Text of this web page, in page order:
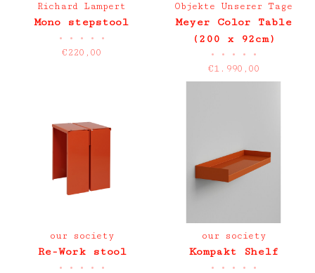
Richard Lampert
Mono stepstool
• • • • •
€220,00
Objekte Unserer Tage
Meyer Color Table
(200 x 92cm)
• • • • •
€1.990,00
our society
Re-Work stool
• • • • •
our society
Kompakt Shelf
• • • • •